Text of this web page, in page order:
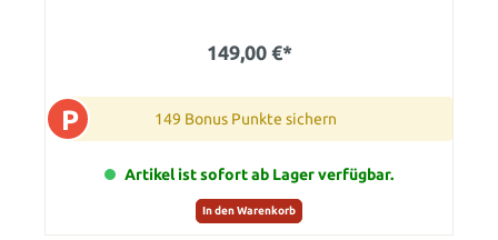
149,00 €*
P 149 Bonus Punkte sichern
Artikel ist sofort ab Lager verfügbar.
In den Warenkorb